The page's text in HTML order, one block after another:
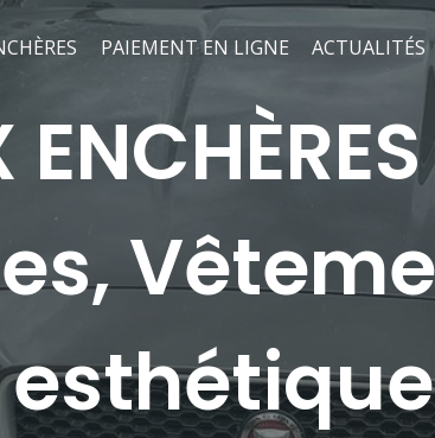
PAIEMENT EN LIGNE ACTUALITÉS